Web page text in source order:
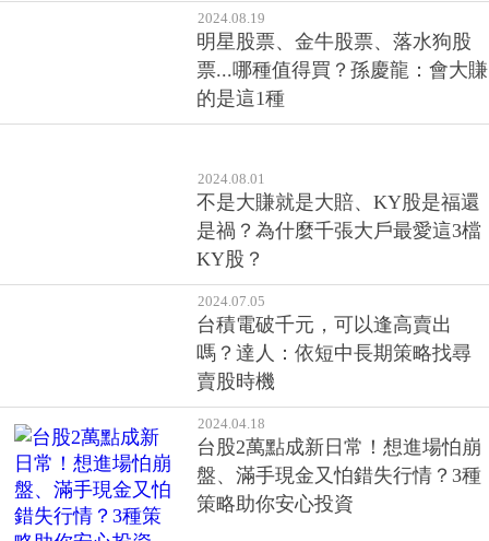
2024.08.19
明星股票、金牛股票、落水狗股
票...哪種值得買？孫慶龍：會大賺
的是這1種
2024.08.01
不是大賺就是大賠、KY股是福還
是禍？為什麼千張大戶最愛這3檔
KY股？
2024.07.05
台積電破千元，可以逢高賣出
嗎？達人：依短中長期策略找尋
賣股時機
2024.04.18
台股2萬點成新日常！想進場怕崩
盤、滿手現金又怕錯失行情？3種
策略助你安心投資